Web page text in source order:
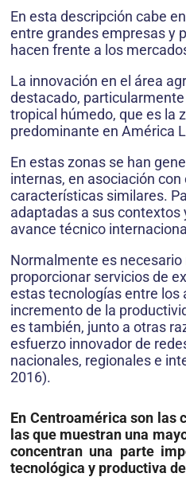
En esta descripción cabe
entre grandes empresas y
hacen frente a los
La innovación en el área
destacado,
tropical húmedo, que es la
predominante en América
En estas zonas se han
internas, en asociación
características similares.
adaptadas a sus contextos
avance técnico
Normalmente es
proporcionar servicios de
estas tecnologías entre los
incremento de la
es también, junto a otras
esfuerzo innovador de
nacionales, regionales e
2016).
En Centroamérica son las
las que muestran una
concentran una parte
tecnológica y productiva